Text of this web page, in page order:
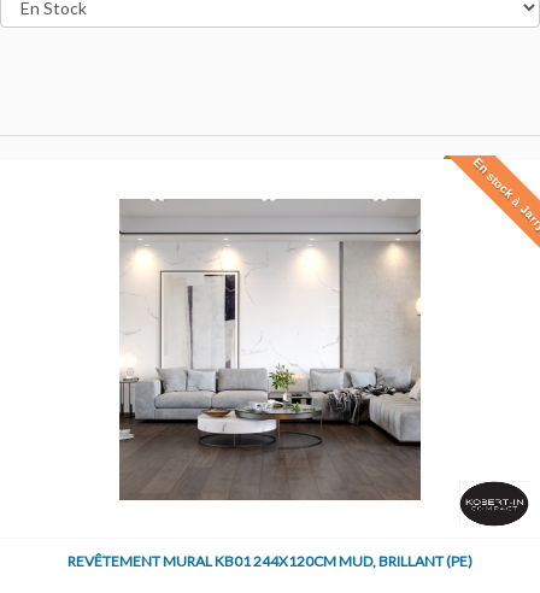
En stock à
REVÊTEMENT MURAL KB01 244X120CM MUD, BRILLANT (PE)